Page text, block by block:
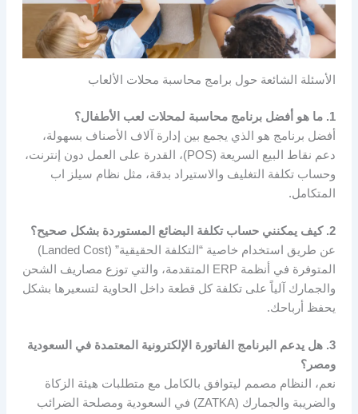
الأسئلة الشائعة حول برامج محاسبة محلات الألعاب
1. ما هو أفضل برنامج محاسبة لمحلات لعب الأطفال؟
أفضل برنامج هو الذي يجمع بين إدارة آلاف الأصناف بسهولة،
دعم نقاط البيع السريعة (POS)، القدرة على العمل دون إنترنت،
وحساب تكلفة التغليف والاستيراد بدقة، مثل نظام سيلز اب
المتكامل.
2. كيف يمكنني حساب تكلفة البضائع المستوردة بشكل صحيح؟
عن طريق استخدام خاصية “التكلفة الحقيقية” (Landed Cost)
المتوفرة في أنظمة ERP المتقدمة، والتي توزع مصاريف الشحن
والجمارك آلياً على تكلفة كل قطعة داخل الحاوية لتسعيرها بشكل
يحفظ أرباحك.
3. هل يدعم البرنامج الفاتورة الإلكترونية المعتمدة في السعودية
ومصر؟
نعم، النظام مصمم ليتوافق بالكامل مع متطلبات هيئة الزكاة
والضريبة والجمارك (ZATKA) في السعودية ومصلحة الضرائب